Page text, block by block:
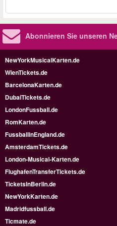
Abonnieren Sie unseren
NewYorkMusicalKarten.de
WienTickets.de
BarcelonaKarten.de
DubaiTickets.de
LondonFussball.de
RomKarten.de
FussballinEngland.de
AmsterdamTickets.de
London-Musical-Karten.de
FlughafenTransferTickets.de
TicketsInBerlin.de
NewYorkKarten.de
Madridfussball.de
Ticmate.de